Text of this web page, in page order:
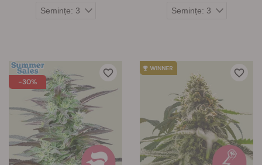
-30%